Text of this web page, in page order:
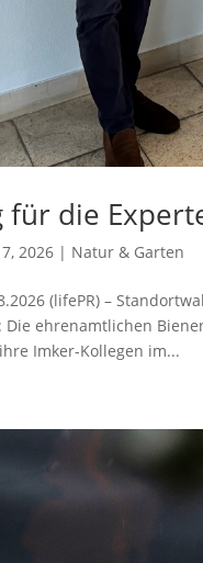
für die
2026 | Natur & Garten
(lifePR) –
ehrenamtlichen
Imker-Kollegen im...